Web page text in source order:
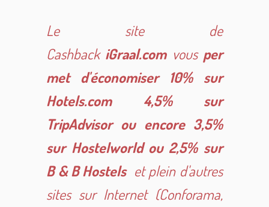
Le site de
Cashback iGraal.comvous per
met d'économiser 10% sur
Hotels.com 4,5% sur
TripAdvisor ou encore 3,5%
sur Hostelworld ou 2,5% sur
B & B Hostelset plein d'autres
sites sur Internet (Conforama,